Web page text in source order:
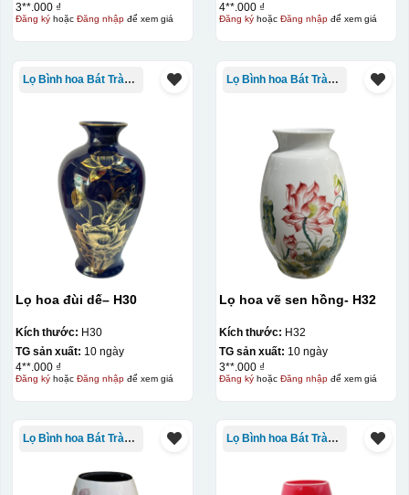
In Decal
Bước 1: Tạo khuôn in để tạo ra Decal Bước 2: Dán
decal lên gốm sứ Bước 3: Cho vào lò nung ở nhiệt độ
700-800 độ CBước 1: Tạo ra DECAL
Để tạo ra decal
trước khi dán nó lên gốm sứ, xưởng in sẽ in lên 1 loại
giấy đặc biệt, và kích thước logo được căn chỉnh theo
sản phẩm, để khi dán không bị nhỏ hoặc to quá
3**.000 ₫
Đăng kýhoặc Đăng nhậpđể xem giá
4**.000 ₫
Đăng kýhoặc Đăng nhậpđể xem giá
Lọ Bình hoa Bát Tràng in logo
Lọ hoa đùi dế– H30
Kích thước: H30
TG sản xuất: 10 ngày
4**.000 ₫
Đăng kýhoặc Đăng nhậpđể xem giá
Lọ Bình hoa Bát Tràng in logo
Lọ hoa vẽ sen hồng- H32
Kích thước: H32
TG sản xuất: 10 ngày
3**.000 ₫
Đăng kýhoặc Đăng nhậpđể xem giá
Lọ Bình hoa Bát Tràng in logo Lọ Bình hoa Bát Tràng in logo